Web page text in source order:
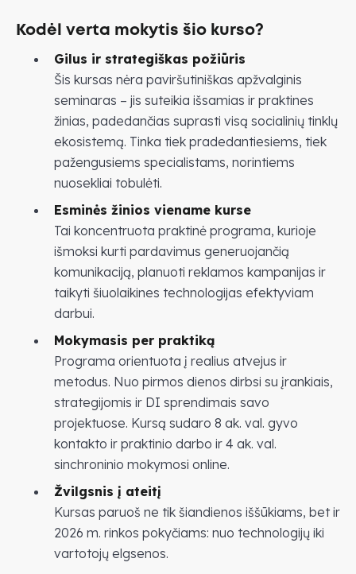
Kodėl verta mokytis šio kurso?
Gilus ir strategiškas požiūris
Šis kursas nėra paviršutiniškas apžvalginis
seminaras – jis suteikia išsamias ir praktines
žinias, padedančias suprasti visą socialinių tinklų
ekosistemą. Tinka tiek pradedantiesiems, tiek
pažengusiems specialistams, norintiems
nuosekliai tobulėti.
Esminės žinios viename kurse
Tai koncentruota praktinė programa, kurioje
išmoksi kurti pardavimus generuojančią
komunikaciją, planuoti reklamos kampanijas ir
taikyti šiuolaikines technologijas efektyviam
darbui.
Mokymasis per praktiką
Programa orientuota į realius atvejus ir
metodus. Nuo pirmos dienos dirbsi su įrankiais,
strategijomis ir DI sprendimais savo
projektuose. Kursą sudaro 8 ak. val. gyvo
kontakto ir praktinio darbo ir 4 ak. val.
sinchroninio mokymosi online.
Žvilgsnis į ateitį
Kursas paruoš ne tik šiandienos iššūkiams, bet ir
2026 m. rinkos pokyčiams: nuo technologijų iki
vartotojų elgsenos.